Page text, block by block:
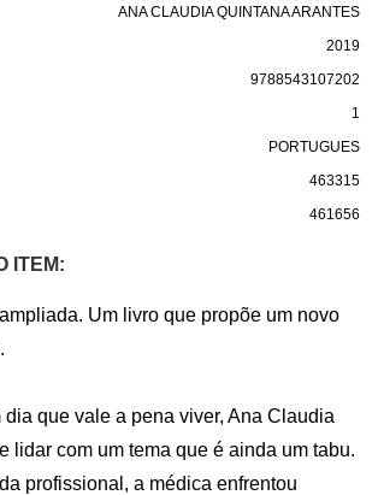
ANA CLAUDIA QUINTANA ARANTES
2019
9788543107202
1
PORTUGUES
463315
461656
ITEM:
Um livro que propõe um novo
dia que vale a pena viver, Ana Claudia
lidar com um tema que é ainda um tabu.
profissional, a médica enfrentou